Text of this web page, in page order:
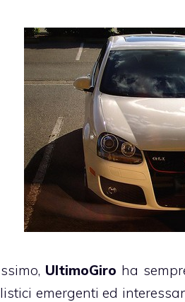
UltimoGiro ha
emergenti ed